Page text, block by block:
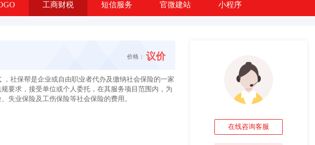
工商财税 短信服务 官微建站 小程序
价格： 议价
社保帮是企业或自由职业者代办及缴纳社会保险的一家
要求，接受单位或个人委托，在其服务项目范围内，为
失业保险及工伤保险等社会保险的费用。
在线咨询客服